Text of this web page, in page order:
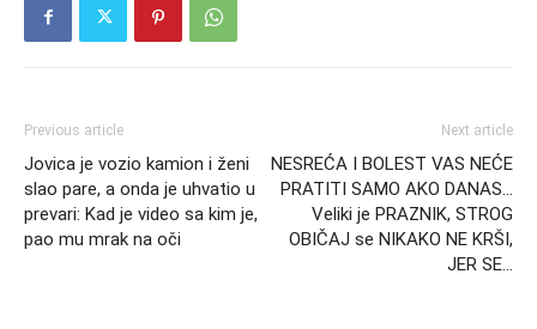
Previous article
Jovica je vozio kamion i ženi
slao pare, a onda je uhvatio u
prevari: Kad je video sa kim je,
pao mu mrak na oči
Next article
NESREĆA I BOLEST VAS NEĆE
PRATITI SAMO AKO DANAS…
Veliki je PRAZNIK, STROG
OBIČAJ se NIKAKO NE KRŠI,
JER SE…